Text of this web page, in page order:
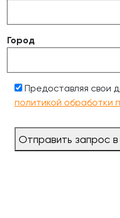
Город
Предоставляя свои
политикой обработки
Отправить запрос